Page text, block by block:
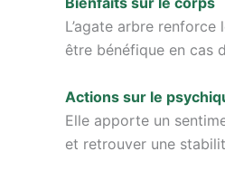
L’agate arbre
être bénéfique en cas
Actions sur le
Elle apporte un
et retrouver une